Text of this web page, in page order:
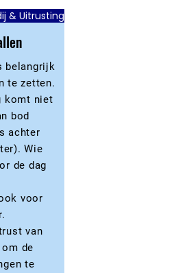
& Uitrusting
belangrijk
te zetten.
komt niet
bod
achter
Wie
de dag
voor
van
de
te